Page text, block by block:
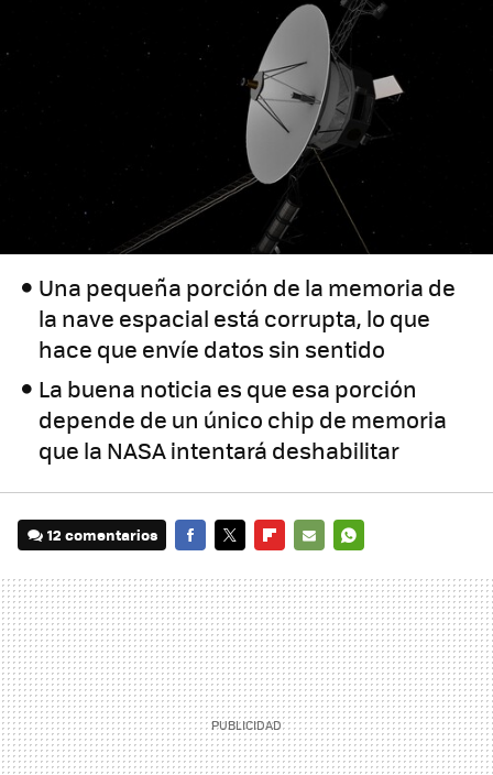
Una pequeña porción de la memoria de
la nave espacial está corrupta, lo que
hace que envíe datos sin sentido
La buena noticia es que esa porción
depende de un único chip de memoria
que la NASA intentará deshabilitar
12 comentarios
MAIL